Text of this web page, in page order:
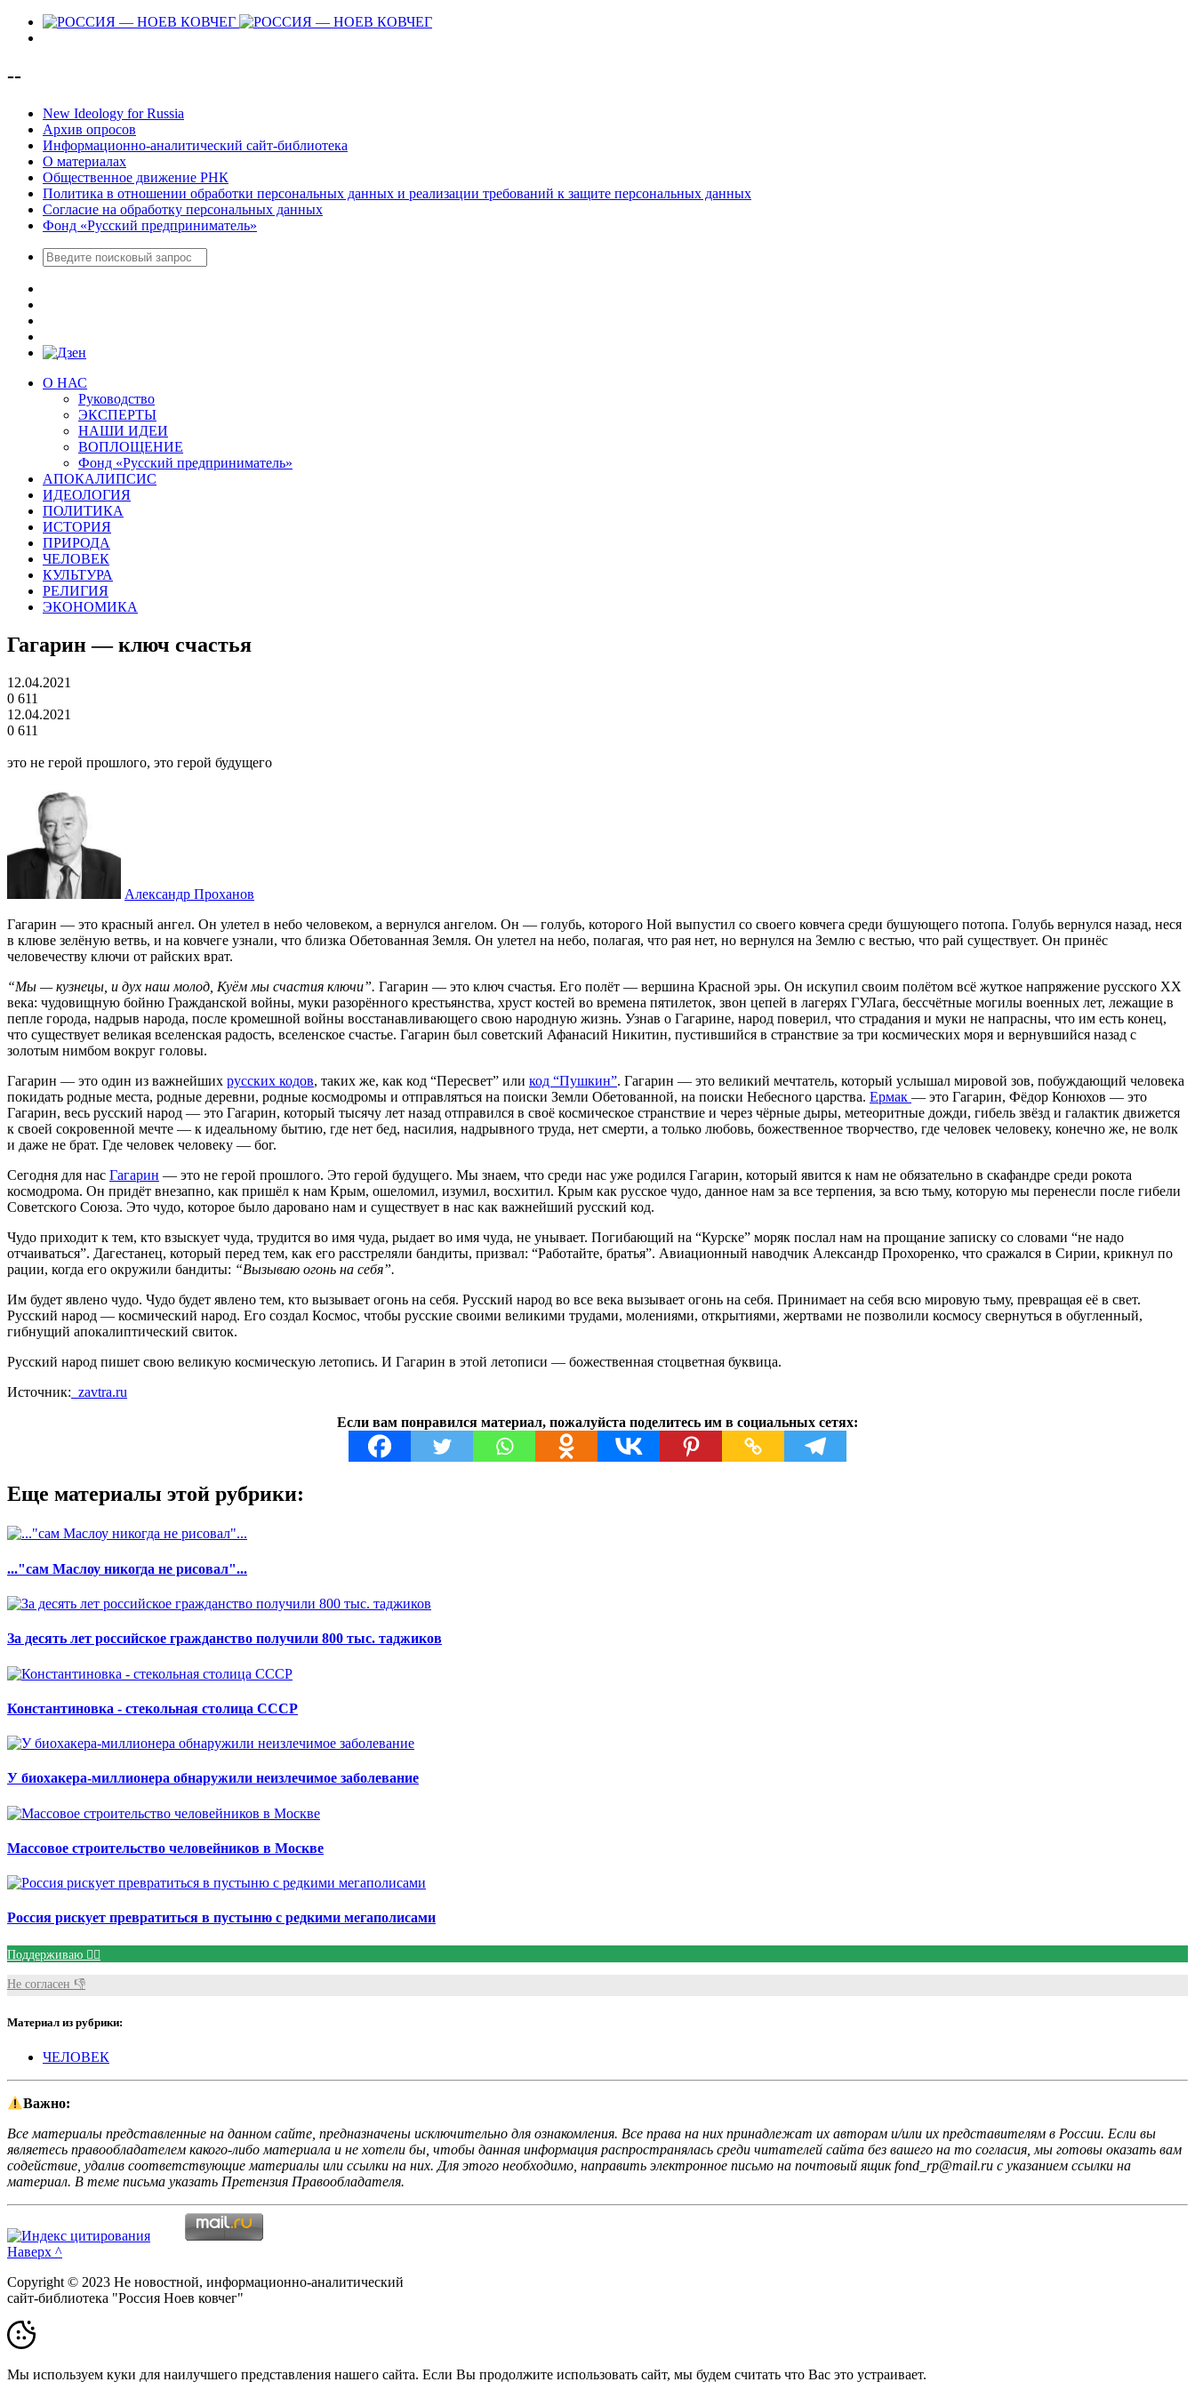
--
New Ideology for Russia
Архив опросов
Информационно-аналитический сайт-библиотека
О материалах
Общественное движение РНК
Политика в отношении обработки персональных данных и реализации требований к защите персональных данных
Согласие на обработку персональных данных
Фонд «Русский предприниматель»
О НАС
Руководство
ЭКСПЕРТЫ
НАШИ ИДЕИ
ВОПЛОЩЕНИЕ
Фонд «Русский предприниматель»
АПОКАЛИПСИС
ИДЕОЛОГИЯ
ПОЛИТИКА
ИСТОРИЯ
ПРИРОДА
ЧЕЛОВЕК
КУЛЬТУРА
РЕЛИГИЯ
ЭКОНОМИКА
Гагарин — ключ счастья
12.04.2021
0 611
12.04.2021
0 611
это не герой прошлого, это герой будущего
Александр Проханов
Гагарин — это красный ангел. Он улетел в небо человеком, а вернулся ангелом. Он — голубь, которого Ной выпустил со своего ковчега среди бушующего потопа. Голубь вернулся назад, неся
в клюве зелёную ветвь, и на ковчеге узнали, что близка Обетованная Земля. Он улетел на небо, полагая, что рая нет, но вернулся на Землю с вестью, что рай существует. Он принёс
человечеству ключи от райских врат.
“Мы — кузнецы, и дух наш молод, Куём мы счастия ключи”. Гагарин — это ключ счастья. Его полёт — вершина Красной эры. Он искупил своим полётом всё жуткое напряжение русского XX
века: чудовищную бойню Гражданской войны, муки разорённого крестьянства, хруст костей во времена пятилеток, звон цепей в лагерях ГУЛага, бессчётные могилы военных лет, лежащие в
пепле города, надрыв народа, после кромешной войны восстанавливающего свою народную жизнь. Узнав о Гагарине, народ поверил, что страдания и муки не напрасны, что им есть конец,
что существует великая вселенская радость, вселенское счастье. Гагарин был советский Афанасий Никитин, пустившийся в странствие за три космических моря и вернувшийся назад с
золотым нимбом вокруг головы.
Гагарин — это один из важнейших русских кодов, таких же, как код “Пересвет” или код “Пушкин”. Гагарин — это великий мечтатель, который услышал мировой зов, побуждающий человека
покидать родные места, родные деревни, родные космодромы и отправляться на поиски Земли Обетованной, на поиски Небесного царства. Ермак — это Гагарин, Фёдор Конюхов — это
Гагарин, весь русский народ — это Гагарин, который тысячу лет назад отправился в своё космическое странствие и через чёрные дыры, метеоритные дожди, гибель звёзд и галактик движется
к своей сокровенной мечте — к идеальному бытию, где нет бед, насилия, надрывного труда, нет смерти, а только любовь, божественное творчество, где человек человеку, конечно же, не волк
и даже не брат. Где человек человеку — бог.
Сегодня для нас Гагарин — это не герой прошлого. Это герой будущего. Мы знаем, что среди нас уже родился Гагарин, который явится к нам не обязательно в скафандре среди рокота
космодрома. Он придёт внезапно, как пришёл к нам Крым, ошеломил, изумил, восхитил. Крым как русское чудо, данное нам за все терпения, за всю тьму, которую мы перенесли после гибели
Советского Союза. Это чудо, которое было даровано нам и существует в нас как важнейший русский код.
Чудо приходит к тем, кто взыскует чуда, трудится во имя чуда, рыдает во имя чуда, не унывает. Погибающий на “Курске” моряк послал нам на прощание записку со словами “не надо
отчаиваться”. Дагестанец, который перед тем, как его расстреляли бандиты, призвал: “Работайте, братья”. Авиационный наводчик Александр Прохоренко, что сражался в Сирии, крикнул по
рации, когда его окружили бандиты: “Вызываю огонь на себя”.
Им будет явлено чудо. Чудо будет явлено тем, кто вызывает огонь на себя. Русский народ во все века вызывает огонь на себя. Принимает на себя всю мировую тьму, превращая её в свет.
Русский народ — космический народ. Его создал Космос, чтобы русские своими великими трудами, молениями, открытиями, жертвами не позволили космосу свернуться в обугленный,
гибнущий апокалиптический свиток.
Русский народ пишет свою великую космическую летопись. И Гагарин в этой летописи — божественная стоцветная буквица.
Источник: zavtra.ru
Если вам понравился материал, пожалуйста поделитесь им в социальных сетях:
Еще материалы этой рубрики:
..."сам Маслоу никогда не рисовал"...
За десять лет российское гражданство получили 800 тыс. таджиков
Константиновка - стекольная столица СССР
У биохакера-миллионера обнаружили неизлечимое заболевание
Массовое строительство человейников в Москве
Россия рискует превратиться в пустыню с редкими мегаполисами
Поддерживаю 👍🏻
Не согласен 👎
Материал из рубрики:
ЧЕЛОВЕК
Важно:
Все материалы представленные на данном сайте, предназначены исключительно для ознакомления. Все права на них принадлежат их авторам и/или их представителям в России. Если вы
являетесь правообладателем какого-либо материала и не хотели бы, чтобы данная информация распространялась среди читателей сайта без вашего на то согласия, мы готовы оказать вам
содействие, удалив соответствующие материалы или ссылки на них. Для этого необходимо, направить электронное письмо на почтовый ящик fond_rp@mail.ru с указанием ссылки на
материал. В теме письма указать Претензия Правообладателя.
Наверх ^
Copyright © 2023 Не новостной, информационно-аналитический
сайт-библиотека "Россия Ноев ковчег"
Мы используем куки для наилучшего представления нашего сайта. Если Вы продолжите использовать сайт, мы будем считать что Вас это устраивает.